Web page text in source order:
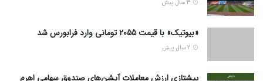
«بیوتیک» با قیمت 2055 تومانی وارد فرابورس شد
پیشتازی ارزش معاملات آپشن‌های صندوق سهامی اهرم